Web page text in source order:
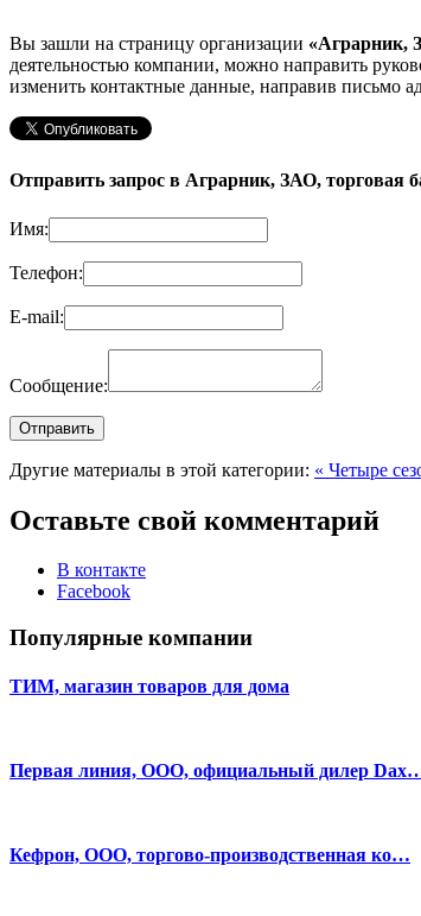
Вы зашли на страницу организации «Аграрник,
деятельностью компании, можно направить
изменить контактные данные, направив письмо
Отправить запрос в Аграрник, ЗАО, торговая
Имя:
Телефон:
E-mail:
Сообщение:
Другие материалы в этой категории: « Четыре
Оставьте свой комментарий
В контакте
Facebook
Популярные компании
ТИМ, магазин товаров для дома
Первая линия, ООО, официальный дилер
Кефрон, ООО, торгово-производственная ко…